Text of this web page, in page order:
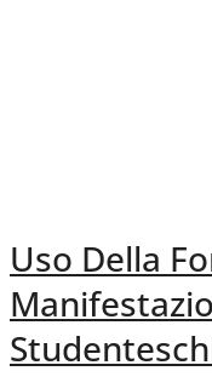
Uso Della